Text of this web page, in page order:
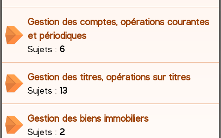
e
Gestion des comptes, opérations courantes
et périodiques
Sujets :6
Gestion des titres, opérations sur titres
Sujets :13
Gestion des biens immobiliers
Sujets :2